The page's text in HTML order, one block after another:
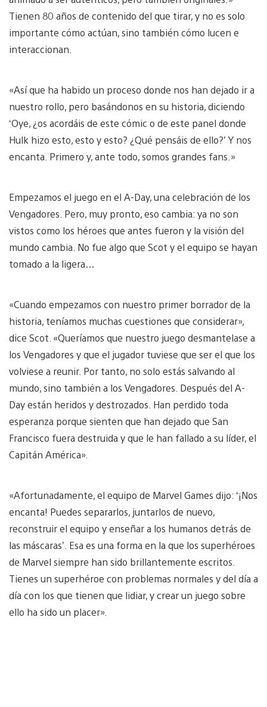
Tienen 80 años de contenido del que tirar, y no es solo
importante cómo actúan, sino también cómo lucen e
interaccionan.
«Así que ha habido un proceso donde nos han dejado ir a
nuestro rollo, pero basándonos en su historia, diciendo
‘Oye, ¿os acordáis de este cómic o de este panel donde
Hulk hizo esto, esto y esto? ¿Qué pensáis de ello?’ Y nos
encanta. Primero y, ante todo, somos grandes fans.»
Empezamos el juego en el A-Day, una celebración de los
Vengadores. Pero, muy pronto, eso cambia: ya no son
vistos como los héroes que antes fueron y la visión del
mundo cambia. No fue algo que Scot y el equipo se hayan
tomado a la ligera…
«Cuando empezamos con nuestro primer borrador de la
historia, teníamos muchas cuestiones que considerar»,
dice Scot. «Queríamos que nuestro juego desmantelase a
los Vengadores y que el jugador tuviese que ser el que los
volviese a reunir. Por tanto, no solo estás salvando al
mundo, sino también a los Vengadores. Después del A-
Day están heridos y destrozados. Han perdido toda
esperanza porque sienten que han dejado que San
Francisco fuera destruida y que le han fallado a su líder, el
Capitán América».
«Afortunadamente, el equipo de Marvel Games dijo: ‘¡Nos
encanta! Puedes separarlos, juntarlos de nuevo,
reconstruir el equipo y enseñar a los humanos detrás de
las máscaras’. Esa es una forma en la que los superhéroes
de Marvel siempre han sido brillantemente escritos.
Tienes un superhéroe con problemas normales y del día a
día con los que tienen que lidiar, y crear un juego sobre
ello ha sido un placer».